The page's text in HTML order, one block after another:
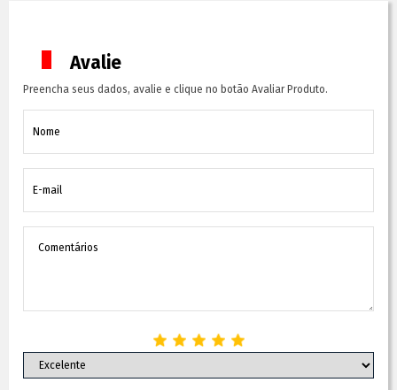
Avalie
Preencha seus dados, avalie e clique no botão Avaliar Produto.